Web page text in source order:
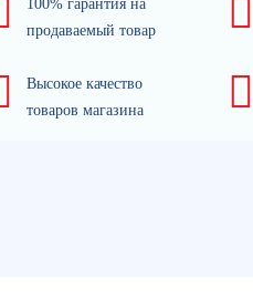
100% гарантия на
продаваемый товар
Высокое качество
товаров магазина